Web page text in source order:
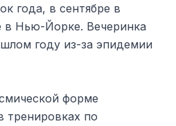
года, в сентябре в
в Нью-Йорке. Вечеринка
году из-за эпидемии
форме
тренировках по